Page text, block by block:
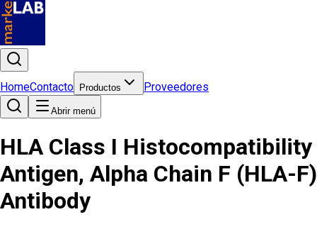
HomeContacto Productos Proveedores
Abrir menú
HLA Class I Histocompatibility
Antigen, Alpha Chain F (HLA-F)
Antibody